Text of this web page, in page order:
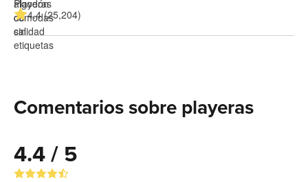
4.4 (25,204)
Comentarios sobre playeras
4.4 / 5